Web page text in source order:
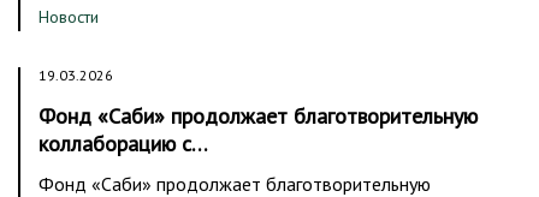
Новости
19.03.2026
Фонд «Саби» продолжает благотворительную
коллаборацию с…
Фонд «Саби» продолжает благотворительную